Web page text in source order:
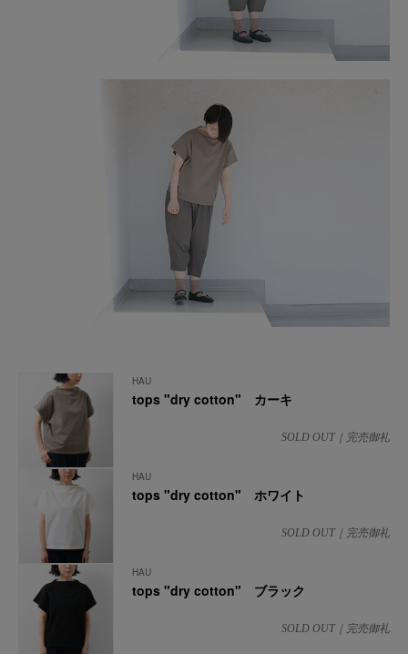
HAU
tops "dry cotton" カーキ
SOLD OUT｜完売御礼
HAU
tops "dry cotton" ホワイト
SOLD OUT｜完売御礼
HAU
tops "dry cotton" ブラック
SOLD OUT｜完売御礼